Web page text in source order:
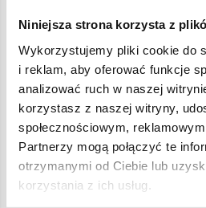
Niniejsza strona korzysta z
Wykorzystujemy pliki cookie do
i reklam, aby oferować funkcje
analizować ruch w naszej
korzystasz z naszej witryny,
społecznościowym,
Partnerzy mogą połączyć te
otrzymanymi od Ciebie lub
korzystania z ich usług.
UE, importer musi zapewnić,
dołączona jest aktualna
Korzyści z
Umieszczenie oznakowania
ze sobą szereg korzyści,
jak i konsumentów: